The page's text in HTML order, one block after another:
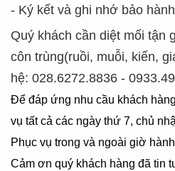
- Ký kết và ghi nhớ bảo
Quý khách cần diệt mối tận
côn trùng(ruồi, muỗi, kiến,
hệ: 028.6272.8836 -
Để đáp ứng nhu cầu khách
vụ tất cả các ngày thứ 7, chủ
Phục vụ trong và ngoài giờ
Cảm ơn quý khách hàng đã tin